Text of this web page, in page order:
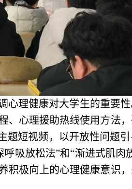
心理健康对大学生的重要
心理援助热线使用方法，
题短视频，以开放性问题
吸放松法”和“渐进式肌肉
积极向上的心理健康意识